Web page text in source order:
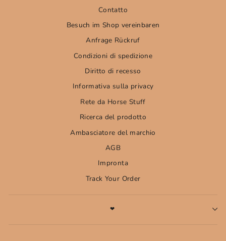
Contatto
Besuch im Shop vereinbaren
Anfrage Rückruf
Condizioni di spedizione
Diritto di recesso
Informativa sulla privacy
Rete da Horse Stuff
Ricerca del prodotto
Ambasciatore del marchio
AGB
Impronta
Track Your Order
❤